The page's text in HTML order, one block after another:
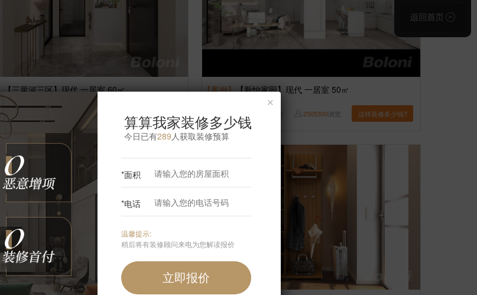
【三里河三区】现代 一居室 60㎡
王黎明 2316662浏览 这样装修多少钱?
【案例】【新怡家园】现代 一居室 50㎡
2505300浏览 这样装修多少钱?
×
算算我家装修多少钱
今日已有289 人获取装修预算
*面积
*电话
温馨提示:
稍后将有装修顾问来电为您解读报价